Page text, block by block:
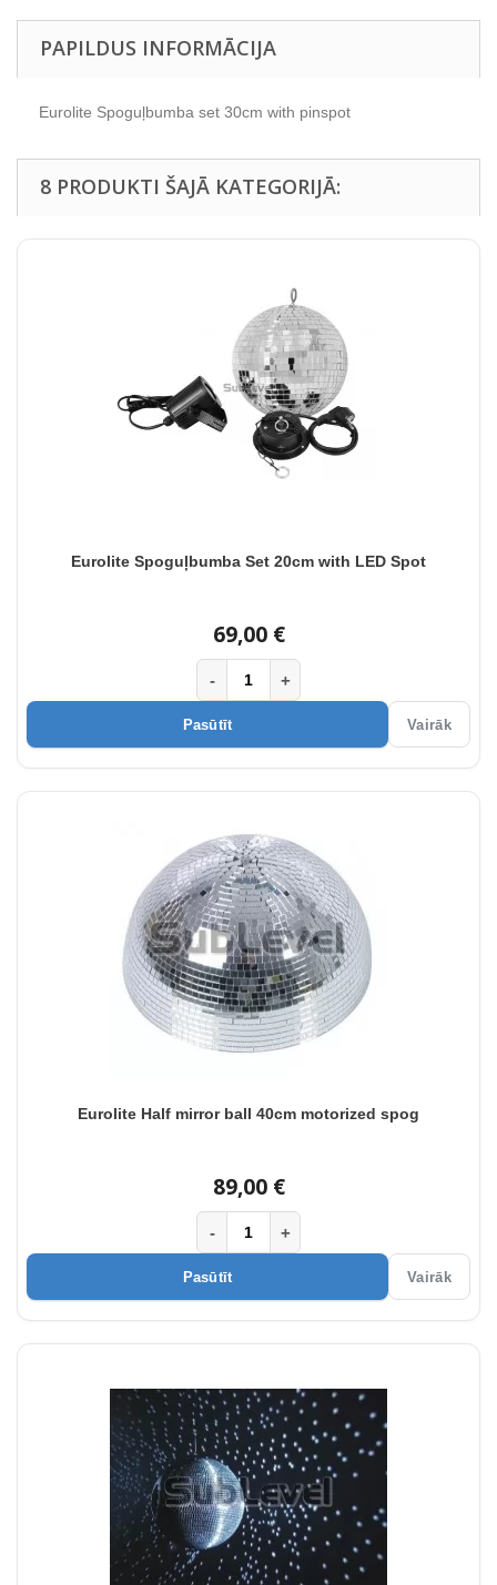
PAPILDUS INFORMĀCIJA
Eurolite Spoguļbumba set 30cm with pinspot
8 PRODUKTI ŠAJĀ KATEGORIJĀ:
Eurolite Spoguļbumba Set 20cm with LED Spot
69,00 €
- +
Pasūtīt Vairāk
Eurolite Half mirror ball 40cm motorized spog
89,00 €
- +
Pasūtīt Vairāk